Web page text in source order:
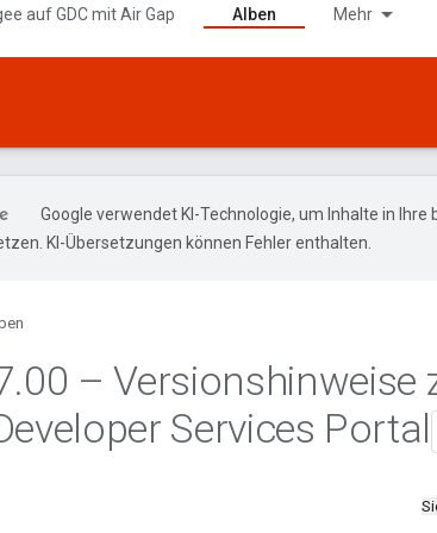
auf GDC mit Air Gap Alben Mehr
Google verwendet KI-Technologie, um Inhalte in Ihre
KI-Übersetzungen können Fehler enthalten.
.00 – Versionshinweise
Services Portal